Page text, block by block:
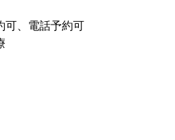
可、電話予約可